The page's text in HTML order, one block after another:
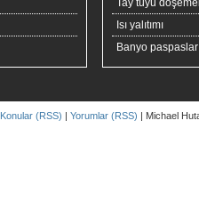
Tay tüyü
Isı yalıtımı
Banyo
Konular (RSS) | Yorumlar (RSS) | Michael